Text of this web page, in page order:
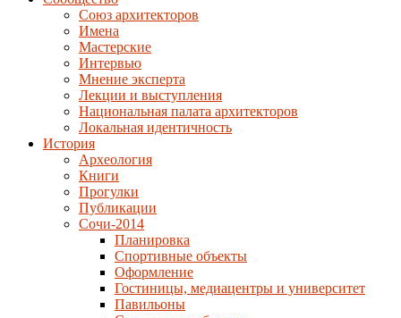
Союз архитекторов
Имена
Мастерские
Интервью
Мнение эксперта
Лекции и выступления
Национальная палата архитекторов
Локальная идентичность
История
Археология
Книги
Прогулки
Публикации
Сочи-2014
Планировка
Спортивные объекты
Оформление
Гостиницы, медиацентры и университет
Павильоны